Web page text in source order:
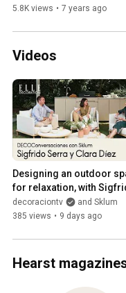
5.8K views • 7 years ago
Videos
Designing an outdoor
for relaxation, with
Serra and Clara Díez |
'DECOConversacion...
decoraciontv
and Sklum
385 views • 9 days ago
Hearst